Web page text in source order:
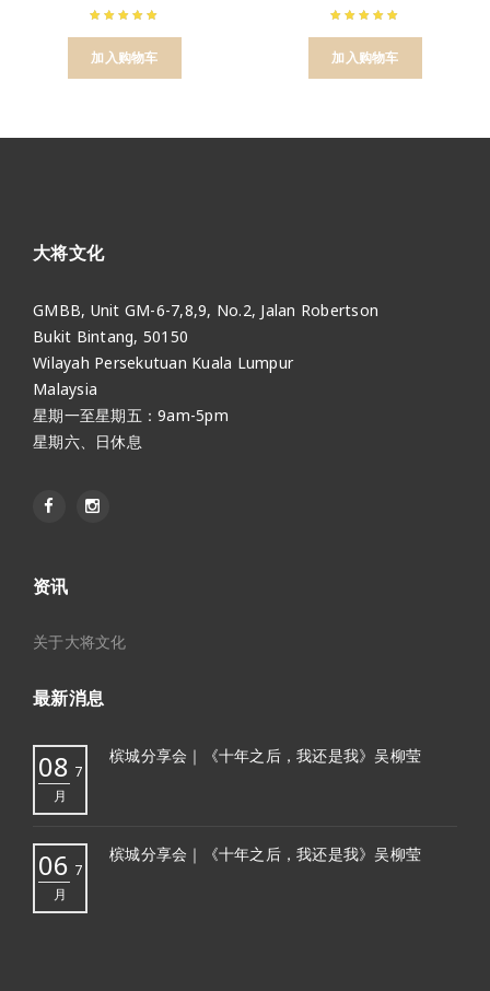
加入购物车 加入购物车
大将文化
GMBB, Unit GM-6-7,8,9, No.2, Jalan Robertson
Bukit Bintang, 50150
Wilayah Persekutuan Kuala Lumpur
Malaysia
星期一至星期五：9am-5pm
星期六、日休息
资讯
关于大将文化
最新消息
08 7
月
槟城分享会｜《十年之后，我还是我》吴柳莹
06 7
月
槟城分享会｜《十年之后，我还是我》吴柳莹